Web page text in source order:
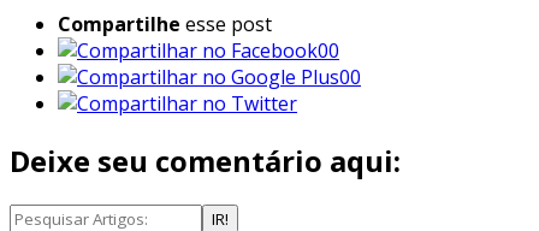
Compartilhe esse post
00
00
Deixe seu comentário aqui:
IR!